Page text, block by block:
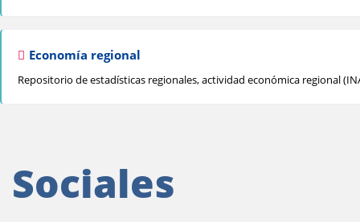
Economía regional
Repositorio de estadísticas regionales, actividad económica regional
Sociales